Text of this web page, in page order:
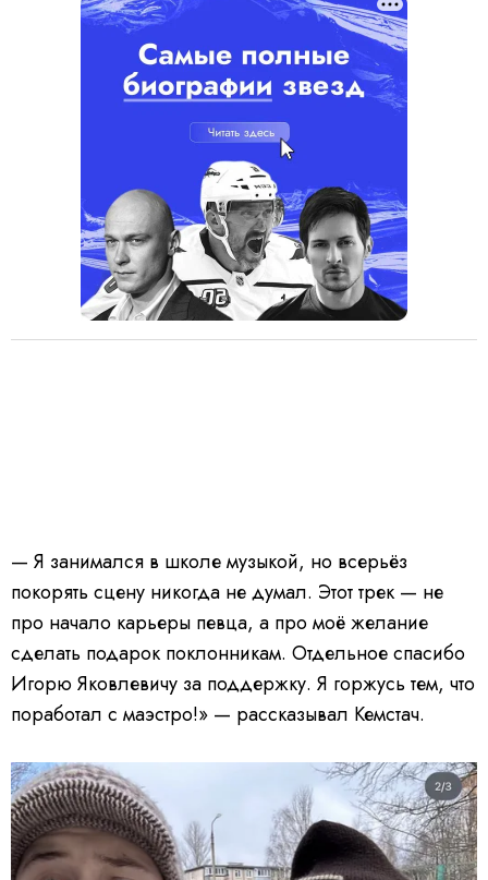
— Я занимался в школе музыкой, но всерьёз
покорять сцену никогда не думал. Этот трек — не
про начало карьеры певца, а про моё желание
сделать подарок поклонникам. Отдельное спасибо
Игорю Яковлевичу за поддержку. Я горжусь тем, что
поработал с маэстро!» — рассказывал Кемстач.